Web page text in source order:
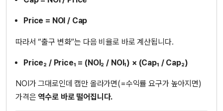
Price = NOI / Cap
따라서 “출구 변화”는 다음 비율로 바로 계산됩니다.
Price₂ / Price₁ = (NOI₂ / NOI₁) × (Cap₁ / Cap₂)
NOI가 그대로인데 캡만 올라가면(=수익률 요구가 높아지면)
가격은 역수로 바로 떨어집니다.